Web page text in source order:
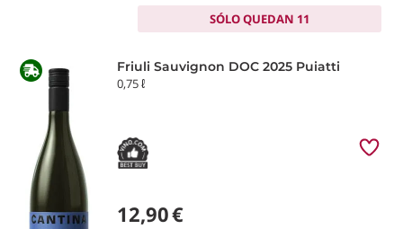
SÓLO QUEDAN 11
Friuli Sauvignon DOC 2025 Puiatti
0,75 ℓ
12,90€